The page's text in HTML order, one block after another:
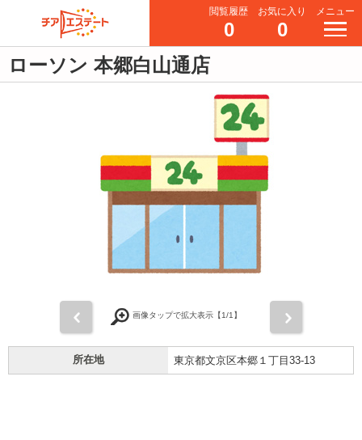
閲覧履歴
0
お気に入り
0
メニュー
ローソン 本郷白山通店
画像タップで拡大表示【1/1】
所在地 東京都文京区本郷１丁目33-13